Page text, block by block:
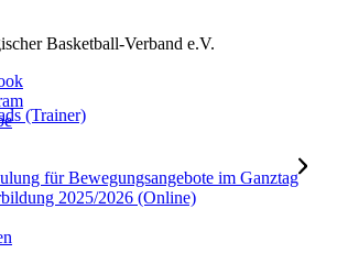
(Trainer)
Basketball-Verband e.V.
für Bewegungsangebote im Ganztag
2025/2026 (Online)